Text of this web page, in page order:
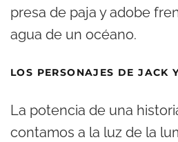
presa de paja y adobe
agua de un océano.
LOS PERSONAJES DE JACK
La potencia de una
contamos a la luz de la